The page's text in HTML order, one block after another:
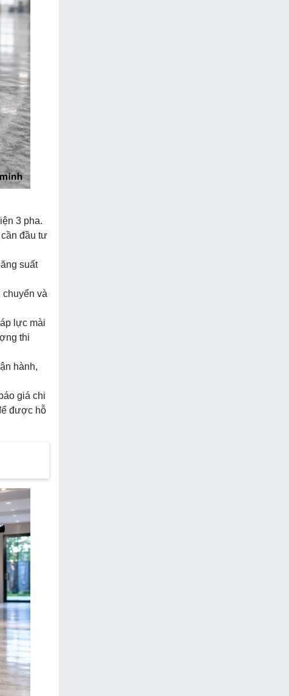
3 pha.
đầu tư
suất
và
lực mài
thi
hành,
giá chi
được hỗ